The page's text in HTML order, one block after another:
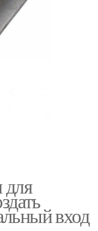
вход